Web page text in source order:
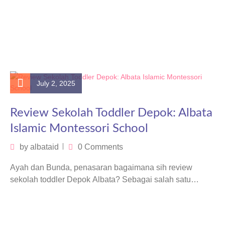
July 2, 2025
Review Sekolah Toddler Depok: Albata
Islamic Montessori School
by albataid 0 Comments
Ayah dan Bunda, penasaran bagaimana sih review
sekolah toddler Depok Albata? Sebagai salah satu